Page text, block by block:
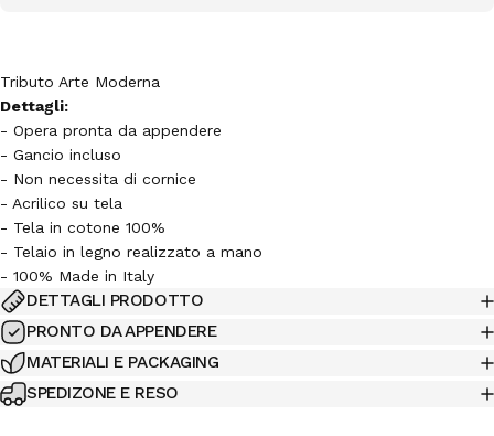
Tributo Arte Moderna
Dettagli:
- Opera pronta da appendere
- Gancio incluso
- Non necessita di cornice
- Acrilico su tela
- Tela in cotone 100%
- Telaio in legno realizzato a mano
- 100% Made in Italy
DETTAGLI PRODOTTO
PRONTO DA APPENDERE
MATERIALI E PACKAGING
SPEDIZONE E RESO